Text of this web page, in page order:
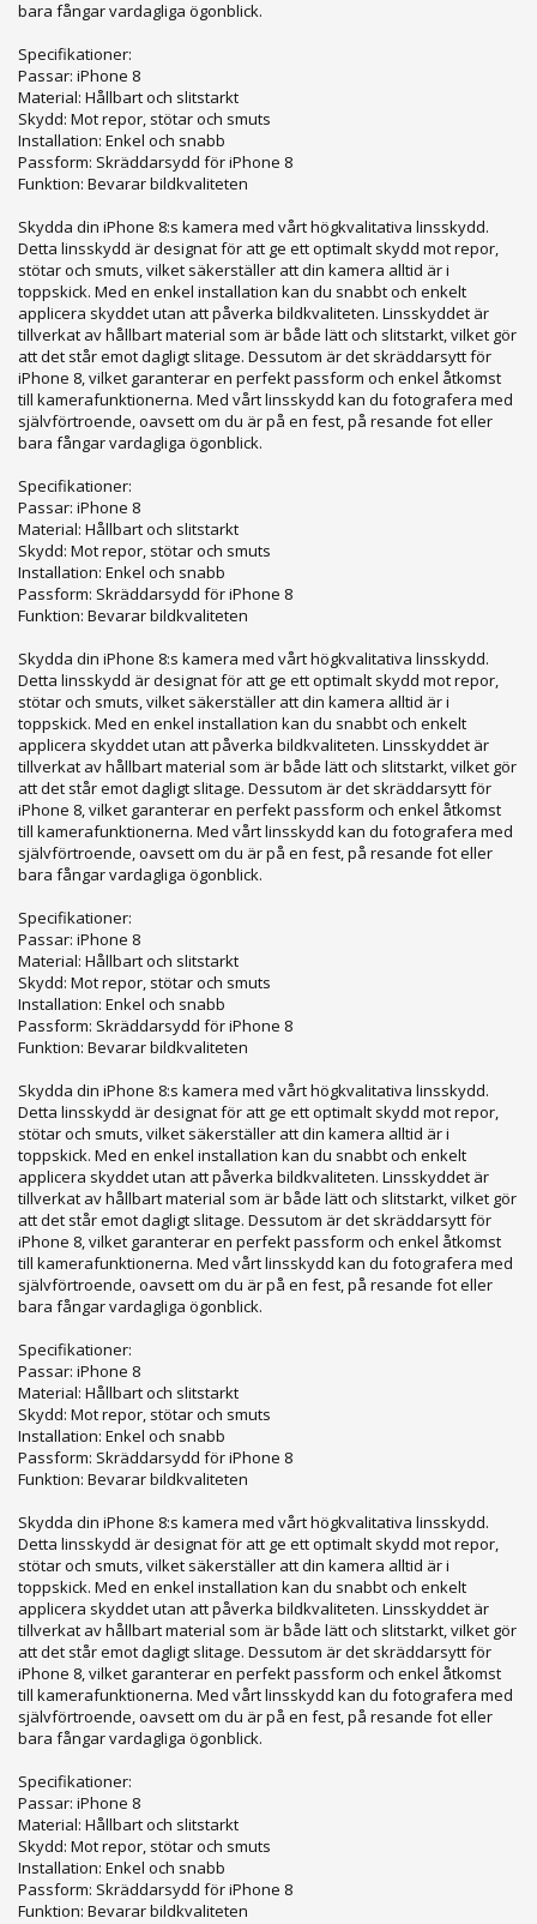
bara fångar vardagliga ögonblick.
Specifikationer:
Passar: iPhone 8
Material: Hållbart och slitstarkt
Skydd: Mot repor, stötar och smuts
Installation: Enkel och snabb
Passform: Skräddarsydd för iPhone 8
Funktion: Bevarar bildkvaliteten
Skydda din iPhone 8:s kamera med vårt högkvalitativa linsskydd.
Detta linsskydd är designat för att ge ett optimalt skydd mot repor,
stötar och smuts, vilket säkerställer att din kamera alltid är i
toppskick. Med en enkel installation kan du snabbt och enkelt
applicera skyddet utan att påverka bildkvaliteten. Linsskyddet är
tillverkat av hållbart material som är både lätt och slitstarkt, vilket gör
att det står emot dagligt slitage. Dessutom är det skräddarsytt för
iPhone 8, vilket garanterar en perfekt passform och enkel åtkomst
till kamerafunktionerna. Med vårt linsskydd kan du fotografera med
självförtroende, oavsett om du är på en fest, på resande fot eller
bara fångar vardagliga ögonblick.
Specifikationer:
Passar: iPhone 8
Material: Hållbart och slitstarkt
Skydd: Mot repor, stötar och smuts
Installation: Enkel och snabb
Passform: Skräddarsydd för iPhone 8
Funktion: Bevarar bildkvaliteten
Skydda din iPhone 8:s kamera med vårt högkvalitativa linsskydd.
Detta linsskydd är designat för att ge ett optimalt skydd mot repor,
stötar och smuts, vilket säkerställer att din kamera alltid är i
toppskick. Med en enkel installation kan du snabbt och enkelt
applicera skyddet utan att påverka bildkvaliteten. Linsskyddet är
tillverkat av hållbart material som är både lätt och slitstarkt, vilket gör
att det står emot dagligt slitage. Dessutom är det skräddarsytt för
iPhone 8, vilket garanterar en perfekt passform och enkel åtkomst
till kamerafunktionerna. Med vårt linsskydd kan du fotografera med
självförtroende, oavsett om du är på en fest, på resande fot eller
bara fångar vardagliga ögonblick.
Specifikationer:
Passar: iPhone 8
Material: Hållbart och slitstarkt
Skydd: Mot repor, stötar och smuts
Installation: Enkel och snabb
Passform: Skräddarsydd för iPhone 8
Funktion: Bevarar bildkvaliteten
Skydda din iPhone 8:s kamera med vårt högkvalitativa linsskydd.
Detta linsskydd är designat för att ge ett optimalt skydd mot repor,
stötar och smuts, vilket säkerställer att din kamera alltid är i
toppskick. Med en enkel installation kan du snabbt och enkelt
applicera skyddet utan att påverka bildkvaliteten. Linsskyddet är
tillverkat av hållbart material som är både lätt och slitstarkt, vilket gör
att det står emot dagligt slitage. Dessutom är det skräddarsytt för
iPhone 8, vilket garanterar en perfekt passform och enkel åtkomst
till kamerafunktionerna. Med vårt linsskydd kan du fotografera med
självförtroende, oavsett om du är på en fest, på resande fot eller
bara fångar vardagliga ögonblick.
Specifikationer:
Passar: iPhone 8
Material: Hållbart och slitstarkt
Skydd: Mot repor, stötar och smuts
Installation: Enkel och snabb
Passform: Skräddarsydd för iPhone 8
Funktion: Bevarar bildkvaliteten
Skydda din iPhone 8:s kamera med vårt högkvalitativa linsskydd.
Detta linsskydd är designat för att ge ett optimalt skydd mot repor,
stötar och smuts, vilket säkerställer att din kamera alltid är i
toppskick. Med en enkel installation kan du snabbt och enkelt
applicera skyddet utan att påverka bildkvaliteten. Linsskyddet är
tillverkat av hållbart material som är både lätt och slitstarkt, vilket gör
att det står emot dagligt slitage. Dessutom är det skräddarsytt för
iPhone 8, vilket garanterar en perfekt passform och enkel åtkomst
till kamerafunktionerna. Med vårt linsskydd kan du fotografera med
självförtroende, oavsett om du är på en fest, på resande fot eller
bara fångar vardagliga ögonblick.
Specifikationer:
Passar: iPhone 8
Material: Hållbart och slitstarkt
Skydd: Mot repor, stötar och smuts
Installation: Enkel och snabb
Passform: Skräddarsydd för iPhone 8
Funktion: Bevarar bildkvaliteten